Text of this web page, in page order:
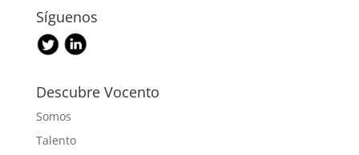
Síguenos
Descubre Vocento
Somos
Talento